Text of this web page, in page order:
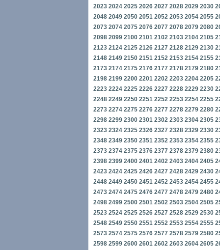
2023 2024 2025 2026 2027 2028 2029 2030
2048 2049 2050 2051 2052 2053 2054 2055
2073 2074 2075 2076 2077 2078 2079 2080
2098 2099 2100 2101 2102 2103 2104 2105
2123 2124 2125 2126 2127 2128 2129 2130
2148 2149 2150 2151 2152 2153 2154 2155
2173 2174 2175 2176 2177 2178 2179 2180
2198 2199 2200 2201 2202 2203 2204 2205
2223 2224 2225 2226 2227 2228 2229 2230
2248 2249 2250 2251 2252 2253 2254 2255
2273 2274 2275 2276 2277 2278 2279 2280
2298 2299 2300 2301 2302 2303 2304 2305
2323 2324 2325 2326 2327 2328 2329 2330
2348 2349 2350 2351 2352 2353 2354 2355
2373 2374 2375 2376 2377 2378 2379 2380
2398 2399 2400 2401 2402 2403 2404 2405
2423 2424 2425 2426 2427 2428 2429 2430
2448 2449 2450 2451 2452 2453 2454 2455
2473 2474 2475 2476 2477 2478 2479 2480
2498 2499 2500 2501 2502 2503 2504 2505
2523 2524 2525 2526 2527 2528 2529 2530
2548 2549 2550 2551 2552 2553 2554 2555
2573 2574 2575 2576 2577 2578 2579 2580
2598 2599 2600 2601 2602 2603 2604 2605